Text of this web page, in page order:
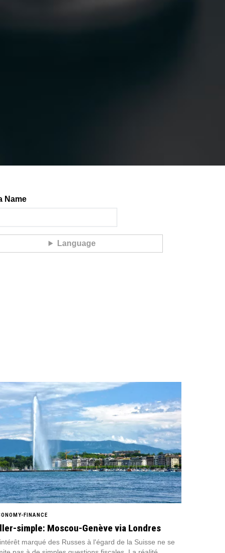
Name
Language
FINANCE
simple: Moscou-Genève via Londres
marqué des Russes à l'égard de la Suisse ne se